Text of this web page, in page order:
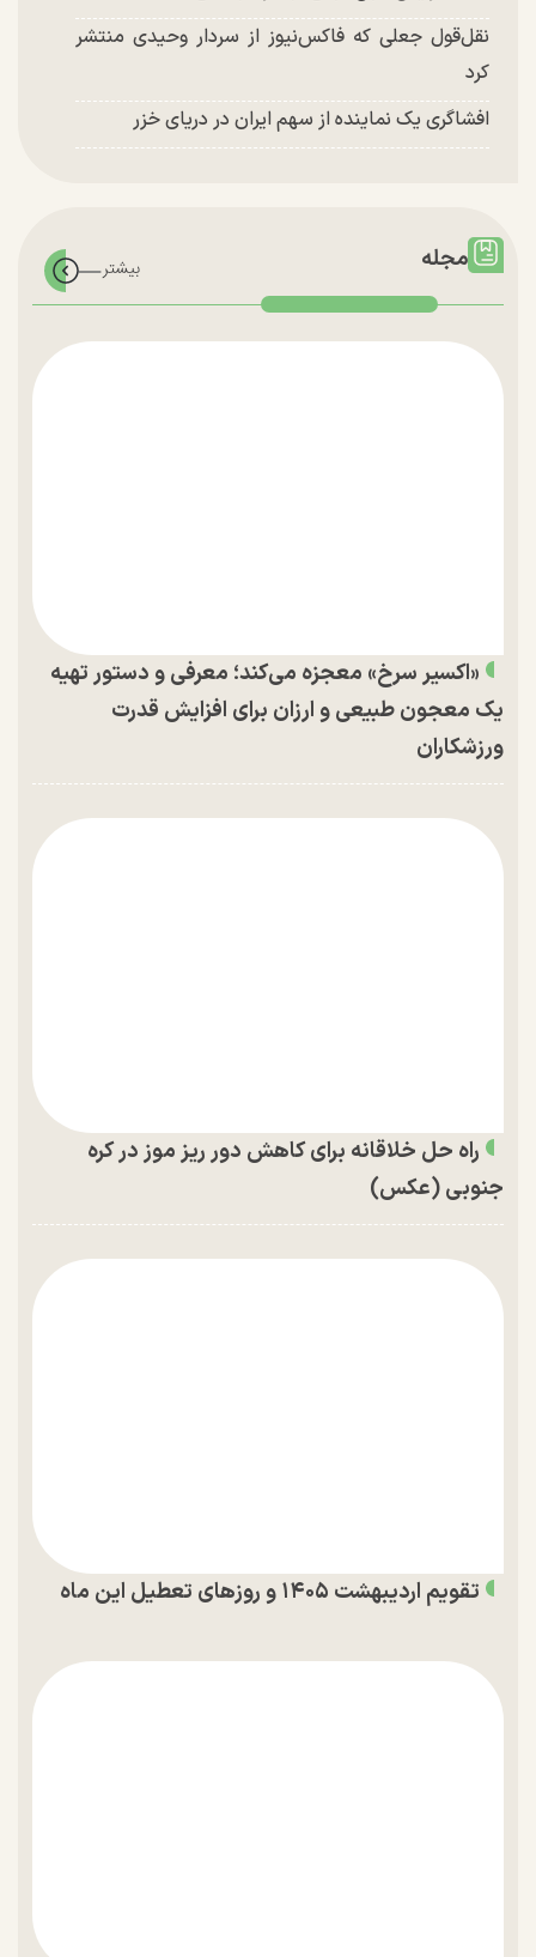
نقل‌قول جعلی که فاکس‌نیوز از سردار وحیدی منتشر
کرد
افشاگری یک نماینده از سهم ایران در دریای خزر
مجله
«اکسیر سرخ» معجزه می‌کند؛ معرفی و دستور تهیه
یک معجون طبیعی و ارزان برای افزایش قدرت
ورزشکاران
راه حل خلاقانه برای کاهش دور ریز موز در کره
جنوبی (عکس)
تقویم اردیبهشت ۱۴۰۵ و روز‌های تعطیل این ماه